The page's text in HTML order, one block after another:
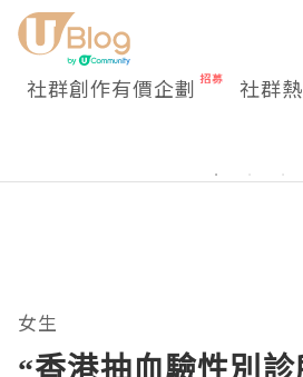
社群創作有價企劃 社群
女生
“香港抽血驗性別